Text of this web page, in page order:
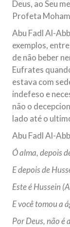
Deus, ao Seu
Profeta
Abu Fadl Al-
exemplos,
de não beber
Eufrates
estava com
indefeso e
não o
lado até o
Abu Fadl Al-
Ó alma, depois
E depois de
Este é Hussein
E você tomou a
Por Deus, não é